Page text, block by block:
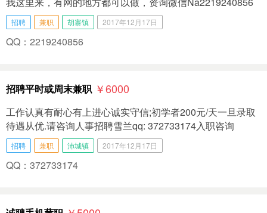
招聘 兼职 胡寨镇 2017年12月17日
QQ：2219240856
招聘平时或周末兼职 ￥6000
工作认真有耐心有上进心诚实守信;初学者200元/天一旦录取
待遇从优.请咨询人事招聘雪兰qq: 372733174入职咨询
招聘 兼职 沛城镇 2017年12月17日
QQ：372733174